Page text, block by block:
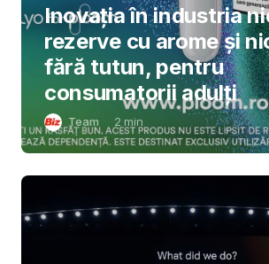
Inovația în industria
rezerve cu arome și
fără tutun, pentru
consumatorii adulți
Team 2 min